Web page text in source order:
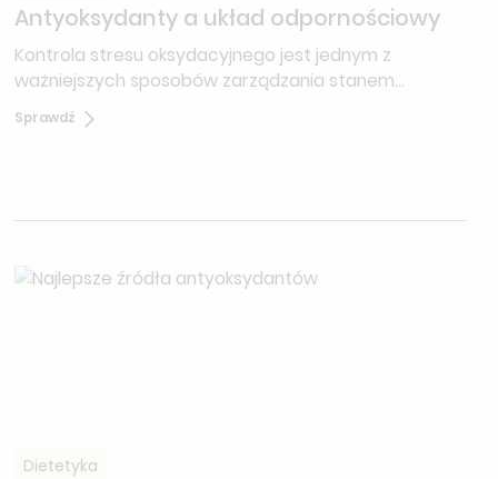
Antyoksydanty a układ odpornościowy
Kontrola stresu oksydacyjnego jest jednym z
ważniejszych sposobów zarządzania stanem
zapalnym.
Sprawdź
Dietetyka